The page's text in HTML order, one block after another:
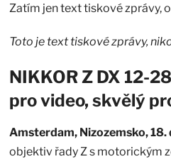
Zatím jen text tiskové zprávy,
Toto je text tiskové zprávy,
NIKKOR Z DX 12-
pro video, skvělý
Amsterdam, Nizozemsko, 18.
objektiv řady Z s motorickým